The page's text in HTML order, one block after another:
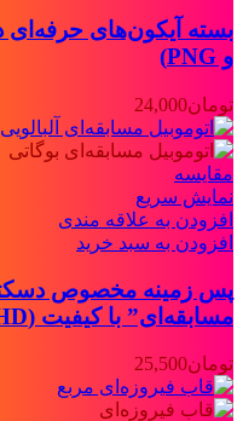
و PNG)
تومان24,000
مقايسه
نمایش سریع
افزودن به علاقه مندی
افزودن به سبد خرید
پس زمینه مخصوص
مسابقه‌ای” با کیفیت (Full HD)
تومان25,500